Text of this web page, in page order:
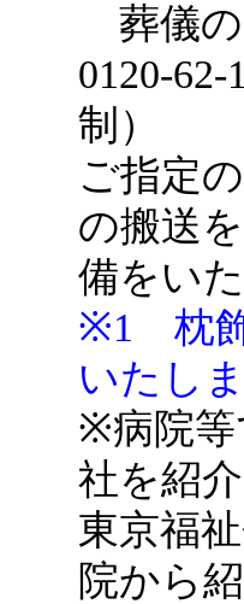
葬儀の
0120-
制）
ご指定
の搬送
備をい
※1 枕飾
いたしま
※病院等
社を紹
東京福
院から